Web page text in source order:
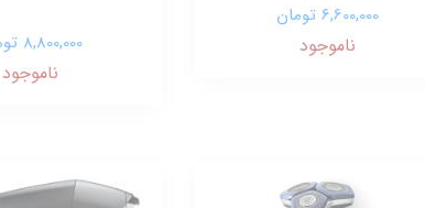
6,600,000 تومان
ناموجود 8,800,000 تومان
ناموجود